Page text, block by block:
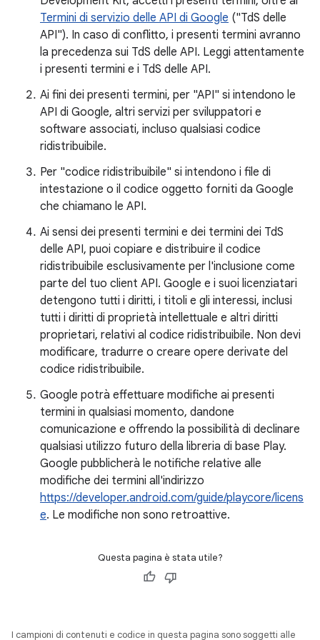
Termini di servizio delle API di Google ("TdS delle
API"). In caso di conflitto, i presenti termini avranno
la precedenza sui TdS delle API. Leggi attentamente
i presenti termini e i TdS delle API.
Ai fini dei presenti termini, per "API" si intendono le
API di Google, altri servizi per sviluppatori e
software associati, incluso qualsiasi codice
ridistribuibile.
Per "codice ridistribuibile" si intendono i file di
intestazione o il codice oggetto forniti da Google
che chiamano le API.
Ai sensi dei presenti termini e dei termini dei TdS
delle API, puoi copiare e distribuire il codice
ridistribuibile esclusivamente per l'inclusione come
parte del tuo client API. Google e i suoi licenziatari
detengono tutti i diritti, i titoli e gli interessi, inclusi
tutti i diritti di proprietà intellettuale e altri diritti
proprietari, relativi al codice ridistribuibile. Non devi
modificare, tradurre o creare opere derivate del
codice ridistribuibile.
Google potrà effettuare modifiche ai presenti
termini in qualsiasi momento, dandone
comunicazione e offrendo la possibilità di declinare
qualsiasi utilizzo futuro della libreria di base Play.
Google pubblicherà le notifiche relative alle
modifiche dei termini all'indirizzo
https://developer.android.com/guide/playcore/licens
e. Le modifiche non sono retroattive.
Questa pagina è stata utile?
I campioni di contenuti e codice in questa pagina sono soggetti alle